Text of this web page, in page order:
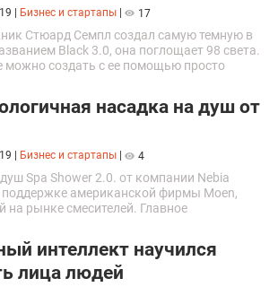
Бизнес и стартапы 17
Стюард Семпл создал самую темную в
Black 3.0, она поглощает 98 света.
создать с ее помощью просто
насадка на душ от
Бизнес и стартапы 4
Spa Shower 2.0. от компании Nebia
поддержке американской фирмы Moen,
рынке смесителей. Главное
интеллект научился
лица людей